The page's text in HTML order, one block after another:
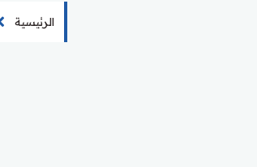
الرئيسية